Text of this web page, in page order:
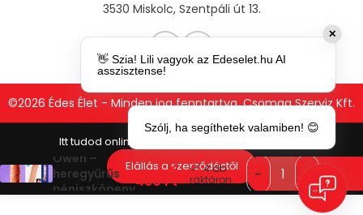
3530 Miskolc, Szentpáli út 13.
©2026 Édes Élet - Minden jog fenntartva. Csomag Szerviz Kft.
Party Up
Owen –
heregyűrűs
péniszköpeny
2
490Ft
4 db
raktáron.
Elállás a szerződéstől
✕
👋 Szia! Lili vagyok az Edeselet.hu AI
asszisztense!
Szólj, ha segíthetek valamiben! 😊